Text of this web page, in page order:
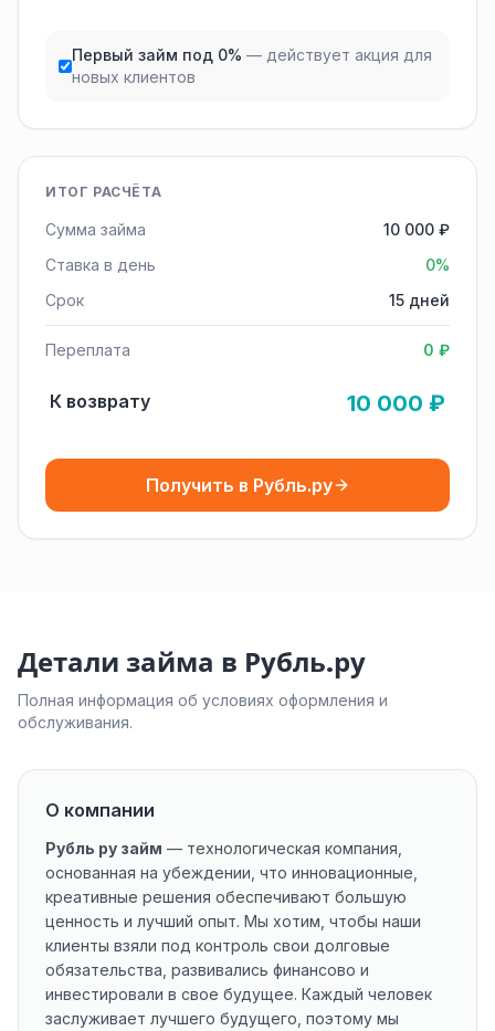
Первый займ под 0% — действует акция для
новых клиентов
ИТОГ РАСЧЁТА
Сумма займа
10 000 ₽
Ставка в день
0%
Срок
15 дней
Переплата 0 ₽
К возврату 10 000 ₽
Получить в Рубль.ру
Детали займа в Рубль.ру
Полная информация об условиях оформления и
обслуживания.
О компании
Рубль ру займ — технологическая компания,
основанная на убеждении, что инновационные,
креативные решения обеспечивают большую
ценность и лучший опыт. Мы хотим, чтобы наши
клиенты взяли под контроль свои долговые
обязательства, развивались финансово и
инвестировали в свое будущее. Каждый человек
заслуживает лучшего будущего, поэтому мы